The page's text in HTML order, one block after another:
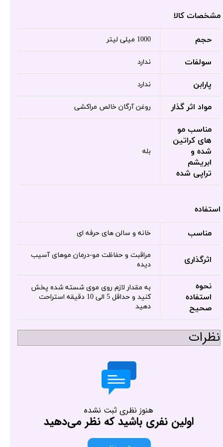
مشخصات کالا
حجم 1000 میلی لیتر
سولفات ندارد
پارابن ندارد
مواد اثر گذار روغن آرگان خالص مراکشی
مناسب مو
های کراتین
شده و
ابریشم
تراپی شده
بله
استفاده
مناسب خانه و سالن های حرفه ای
اثرگذاری
مراقبت و حفاظت مو-درمان موهای آسیب
دیده
نحوه
استفاده
صحیح
به مقدار لازم روی موی شسته شده پخش
کنید و حداقل 5 الی 10 دقیقه استراحت
دهید
نظرات
هنوز نظری ثبت نشده
اولین نفری باشید که نظر می‌دهید